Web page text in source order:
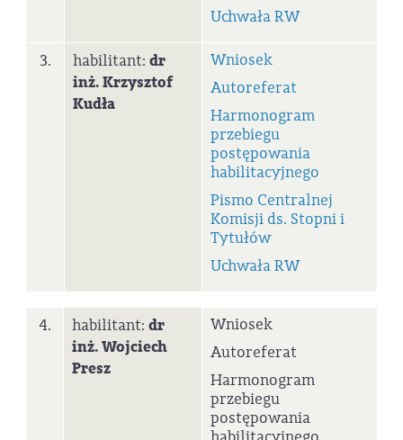
Uchwała RW
3. habilitant: dr
inż.Krzysztof
Kudła
Wniosek
Autoreferat
Harmonogram
przebiegu
postępowania
habilitacyjnego
Pismo Centralnej
Komisji ds. Stopni i
Tytułów
Uchwała RW
4. habilitant: dr
inż.Wojciech
Presz
Wniosek
Autoreferat
Harmonogram
przebiegu
postępowania